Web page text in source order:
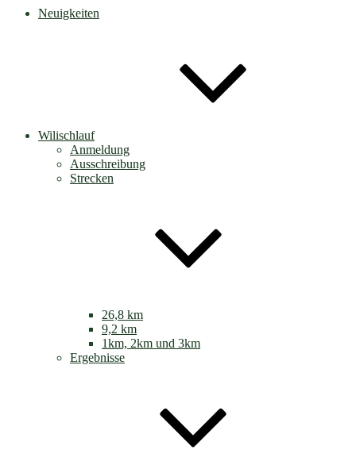
Neuigkeiten
Wilischlauf
Anmeldung
Ausschreibung
Strecken
26,8 km
9,2 km
1km, 2km und 3km
Ergebnisse